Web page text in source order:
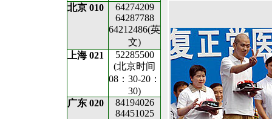
北京 010
64274209
64287788
64212486(英
文)
上海 021
52285500
(北京时间
08：30-20：
30)
广东 020
84194026
84451025